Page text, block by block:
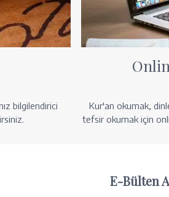
bilgilendirici
Kur'an okumak,
tefsir okumak için
E-Bülten